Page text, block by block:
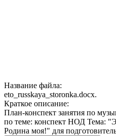
Название файла:
eto_russkaya_storonka.docx.
Краткое описание:
План-конспект занятия по
по теме: конспект НОД Тема:
Родина моя!" для